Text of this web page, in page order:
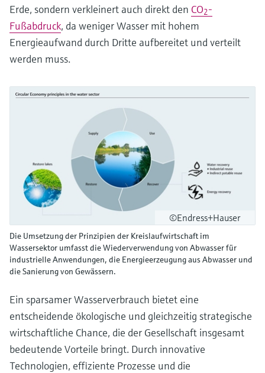
Erde, sondern verkleinert auch direkt den CO2-
Fußabdruck, da weniger Wasser mit hohem
Energieaufwand durch Dritte aufbereitet und verteilt
werden muss.
©Endress+Hauser
Die Umsetzung der Prinzipien der Kreislaufwirtschaft im
Wassersektor umfasst die Wiederverwendung von Abwasser für
industrielle Anwendungen, die Energieerzeugung aus Abwasser und
die Sanierung von Gewässern.
Ein sparsamer Wasserverbrauch bietet eine
entscheidende ökologische und gleichzeitig strategische
wirtschaftliche Chance, die der Gesellschaft insgesamt
bedeutende Vorteile bringt. Durch innovative
Technologien, effiziente Prozesse und die